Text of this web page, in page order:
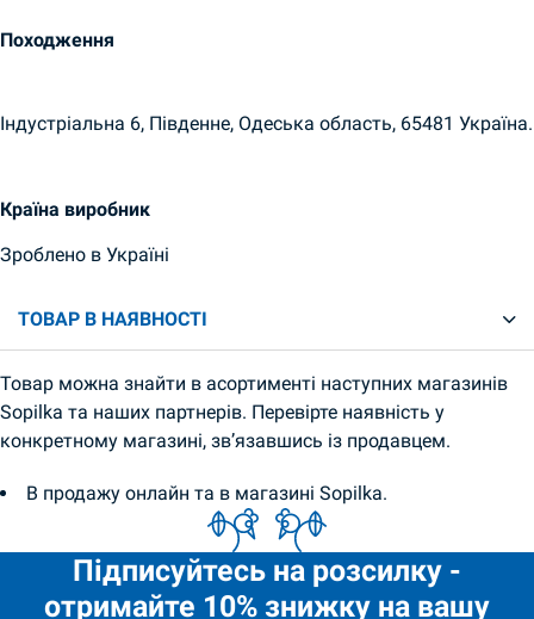
Походження
Індустріальна 6, Південне, Одеська область, 65481 Україна.
Країна виробник
Зроблено в Україні
ТОВАР В НАЯВНОСТІ
Товар можна знайти в асортименті наступних магазинів
Sopilka та наших партнерів. Перевірте наявність у
конкретному магазині, зв’язавшись із продавцем.
В продажу онлайн та в магазині Sopilka.
Підписуйтесь на розсилку -
отримайте 10% знижку на вашу